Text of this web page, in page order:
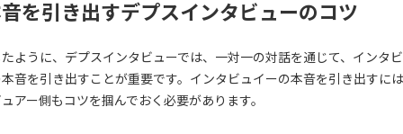
を引き出すデプスインタビューのコツ
ように、デプスインタビューでは、一対一の対話を通じて、インタ
音を引き出すことが重要です。インタビュイーの本音を引き出すに
アー側もコツを掴んでおく必要があります。